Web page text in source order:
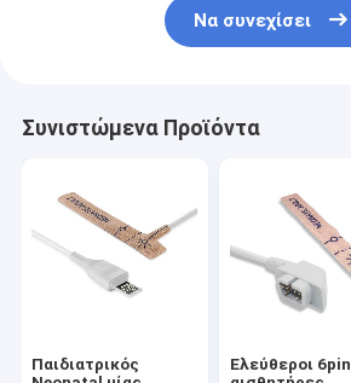
Να συνεχίσει
Συνιστώμενα Προϊόντα
Παιδιατρικός
Ελεύθεροι 6pin